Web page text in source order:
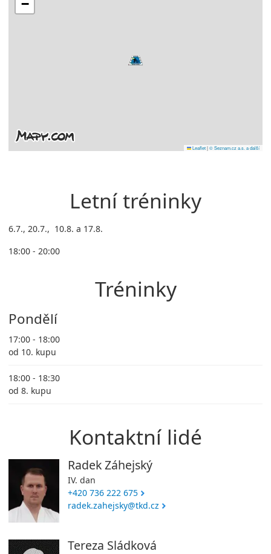
−
Leaflet|© Seznam.cz a.s. a další
Letní tréninky
6.7., 20.7., 10.8. a 17.8.
18:00 - 20:00
Tréninky
Pondělí
17:00 - 18:00
od 10. kupu
18:00 - 18:30
od 8. kupu
Kontaktní lidé
Radek Záhejský
IV. dan
+420 736 222 675
radek.zahejsky@tkd.cz
Tereza Sládková